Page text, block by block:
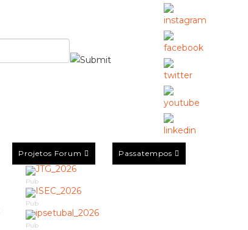
Projetos Forum Passatempos
Pub
Pub
Pub